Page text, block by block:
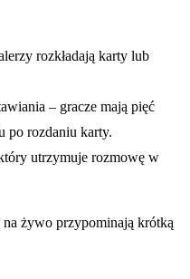
rozkładają karty lub
– gracze mają pięć
po rozdaniu karty.
utrzymuje rozmowę w
żywo przypominają krótką